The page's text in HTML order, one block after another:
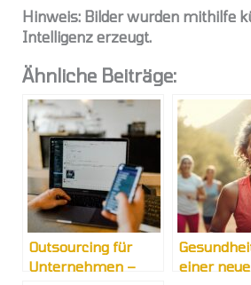
Hinweis: Bilder wurden mithilfe
Intelligenz erzeugt.
Ähnliche Beiträge:
Outsourcing für
Unternehmen –
einer